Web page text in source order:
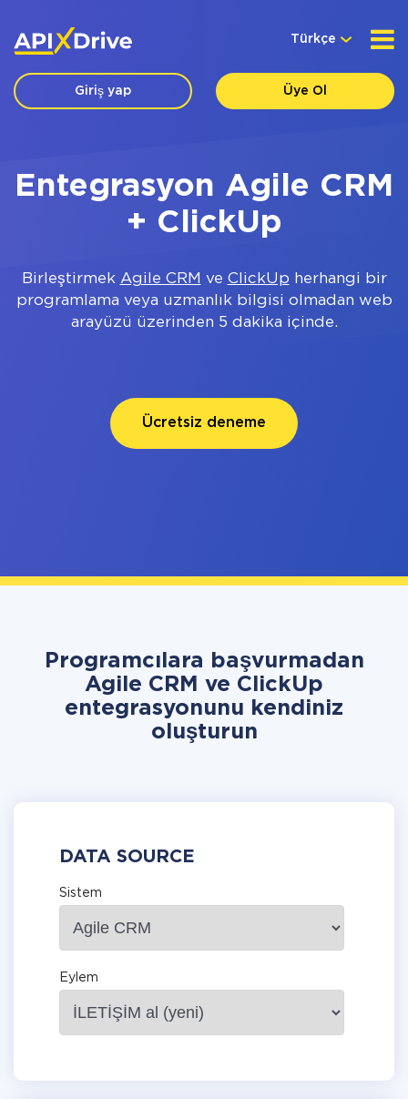
Türkçe
Giriş yap Üye Ol
Entegrasyon Agile CRM
+ ClickUp
Birleştirmek Agile CRM ve ClickUp herhangi bir
programlama veya uzmanlık bilgisi olmadan web
arayüzü üzerinden 5 dakika içinde.
Ücretsiz deneme
Programcılara başvurmadan
Agile CRM ve ClickUp
entegrasyonunu kendiniz
oluşturun
DATA SOURCE
Sistem
Eylem